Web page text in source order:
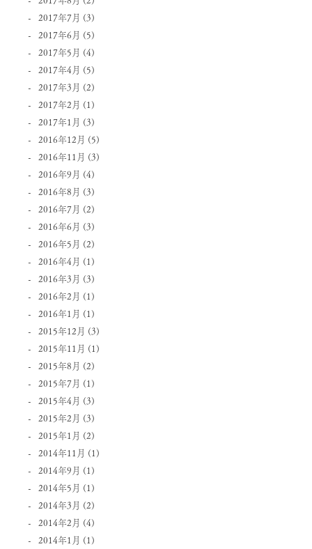
2017年7月 (3)
2017年6月 (5)
2017年5月 (4)
2017年4月 (5)
2017年3月 (2)
2017年2月 (1)
2017年1月 (3)
2016年12月 (5)
2016年11月 (3)
2016年9月 (4)
2016年8月 (3)
2016年7月 (2)
2016年6月 (3)
2016年5月 (2)
2016年4月 (1)
2016年3月 (3)
2016年2月 (1)
2016年1月 (1)
2015年12月 (3)
2015年11月 (1)
2015年8月 (2)
2015年7月 (1)
2015年4月 (3)
2015年2月 (3)
2015年1月 (2)
2014年11月 (1)
2014年9月 (1)
2014年5月 (1)
2014年3月 (2)
2014年2月 (4)
2014年1月 (1)